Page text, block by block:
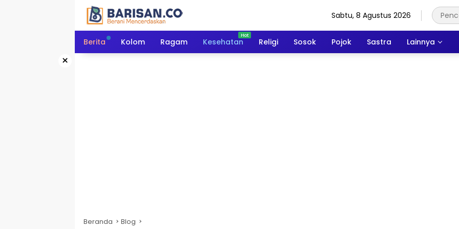
Sabtu, 8 Agustus 2026
Berita Kolom Ragam Kesehatan Religi Sosok Pojok Sastra Lainnya
×
Beranda Blog